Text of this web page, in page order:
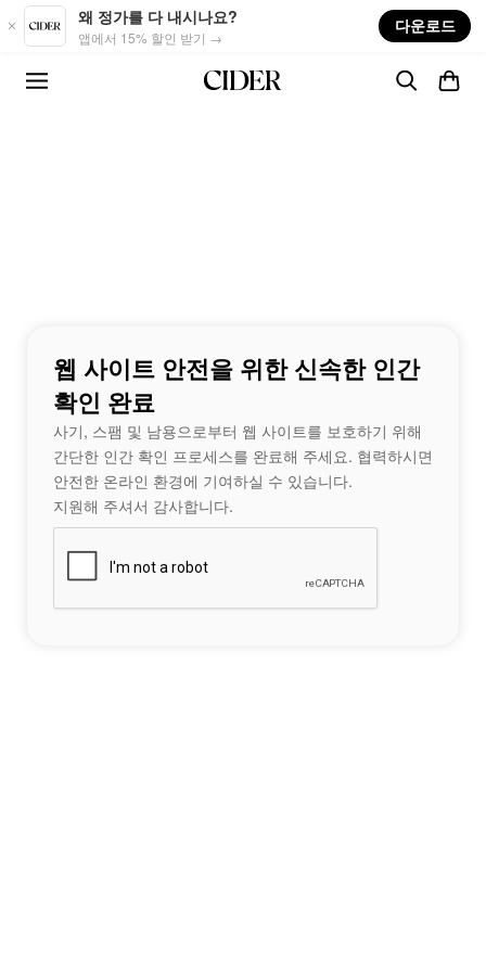
Skip to main content
왜 정가를 다 내시나요?
앱에서 15% 할인 받기 →
다운로드
웹 사이트 안전을 위한 신속한 인간
확인 완료
사기, 스팸 및 남용으로부터 웹 사이트를 보호하기 위해
간단한 인간 확인 프로세스를 완료해 주세요. 협력하시면
안전한 온라인 환경에 기여하실 수 있습니다.
지원해 주셔서 감사합니다.